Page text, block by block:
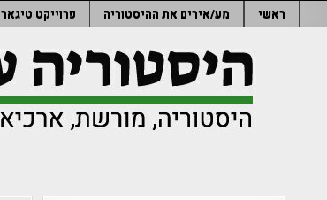
to
ראשי מע/אירים את ההיסטוריה פרוייקט